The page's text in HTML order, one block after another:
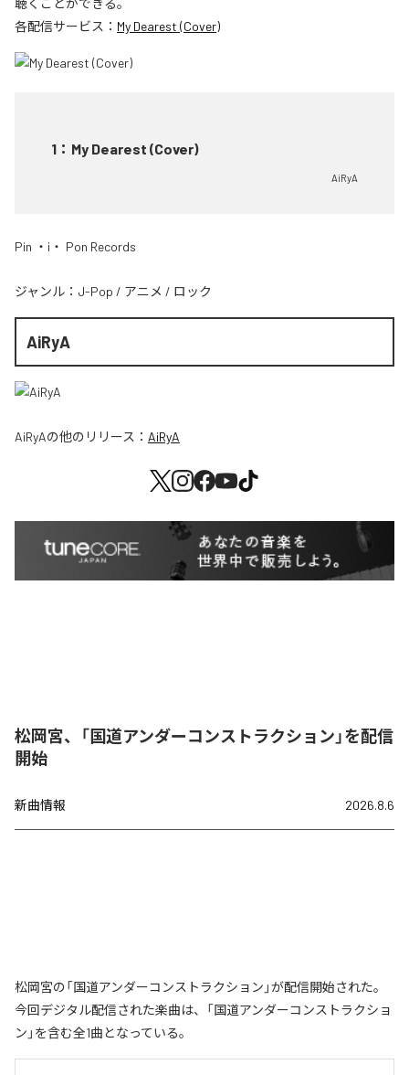
各配信サービス： My Dearest (Cover)
1 ： My Dearest (Cover)
AiRyA
Pin ・i・ Pon Records
ジャンル： J-Pop / アニメ / ロック
AiRyA
AiRyAの他のリリース： AiRyA
松岡宮、「国道アンダーコンストラクション」を配信
開始
新曲情報 2026.8.6
松岡宮の「国道アンダーコンストラクション」が配信開始された。
今回デジタル配信された楽曲は、「国道アンダーコンストラクショ
ン」を含む全1曲となっている。